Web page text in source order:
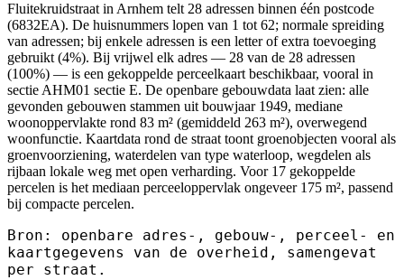
Fluitekruidstraat in Arnhem telt 28 adressen binnen één postcode
(6832EA). De huisnummers lopen van 1 tot 62; normale spreiding
van adressen; bij enkele adressen is een letter of extra toevoeging
gebruikt (4%). Bij vrijwel elk adres — 28 van de 28 adressen
(100%) — is een gekoppelde perceelkaart beschikbaar, vooral in
sectie AHM01 sectie E. De openbare gebouwdata laat zien: alle
gevonden gebouwen stammen uit bouwjaar 1949, mediane
woonoppervlakte rond 83 m² (gemiddeld 263 m²), overwegend
woonfunctie. Kaartdata rond de straat toont groenobjecten vooral als
groenvoorziening, waterdelen van type waterloop, wegdelen als
rijbaan lokale weg met open verharding. Voor 17 gekoppelde
percelen is het mediaan perceeloppervlak ongeveer 175 m², passend
bij compacte percelen.
Bron: openbare adres-, gebouw-, perceel- en
kaartgegevens van de overheid, samengevat
per straat.